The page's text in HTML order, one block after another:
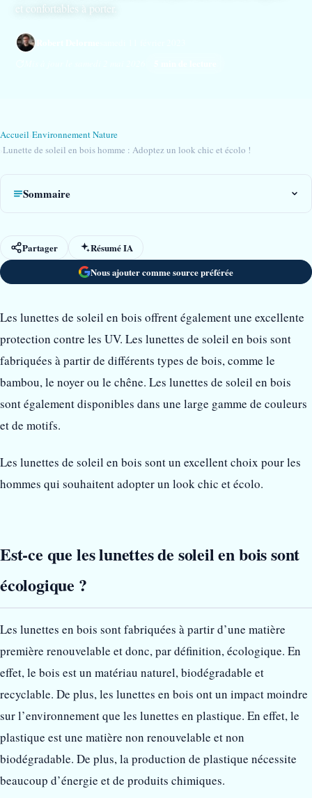
et confortables à porter.
Accueil Environnement Nature
Lunette de soleil en bois homme : Adoptez un look chic et écolo !
Sommaire
Partager
Résumé IA
Nous ajouter comme source préférée
Les lunettes de soleil en bois offrent également une excellente
protection contre les UV. Les lunettes de soleil en bois sont
fabriquées à partir de différents types de bois, comme le
bambou, le noyer ou le chêne. Les lunettes de soleil en bois
sont également disponibles dans une large gamme de couleurs
et de motifs.
Les lunettes de soleil en bois sont un excellent choix pour les
hommes qui souhaitent adopter un look chic et écolo.
Est-ce que les lunettes de soleil en bois sont
écologique ?
Les lunettes en bois sont fabriquées à partir d’une matière
première renouvelable et donc, par définition, écologique. En
effet, le bois est un matériau naturel, biodégradable et
recyclable. De plus, les lunettes en bois ont un impact moindre
sur l’environnement que les lunettes en plastique. En effet, le
plastique est une matière non renouvelable et non
biodégradable. De plus, la production de plastique nécessite
beaucoup d’énergie et de produits chimiques.